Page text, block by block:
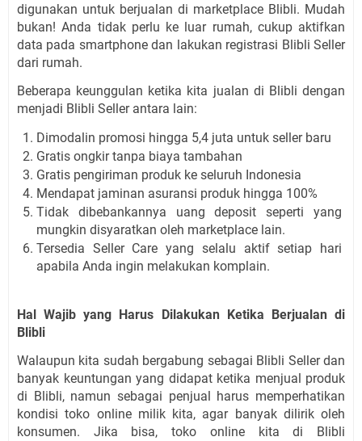
digunakan untuk berjualan di marketplace Blibli. Mudah
bukan! Anda tidak perlu ke luar rumah, cukup aktifkan
data pada smartphone dan lakukan registrasi Blibli Seller
dari rumah.
Beberapa keunggulan ketika kita jualan di Blibli dengan
menjadi Blibli Seller antara lain:
Dimodalin promosi hingga 5,4 juta untuk seller baru
Gratis ongkir tanpa biaya tambahan
Gratis pengiriman produk ke seluruh Indonesia
Mendapat jaminan asuransi produk hingga 100%
Tidak dibebankannya uang deposit seperti yang
mungkin disyaratkan oleh marketplace lain.
Tersedia Seller Care yang selalu aktif setiap hari
apabila Anda ingin melakukan komplain.
Hal Wajib yang Harus Dilakukan Ketika Berjualan di
Blibli
Walaupun kita sudah bergabung sebagai Blibli Seller dan
banyak keuntungan yang didapat ketika menjual produk
di Blibli, namun sebagai penjual harus memperhatikan
kondisi toko online milik kita, agar banyak dilirik oleh
konsumen. Jika bisa, toko online kita di Blibli